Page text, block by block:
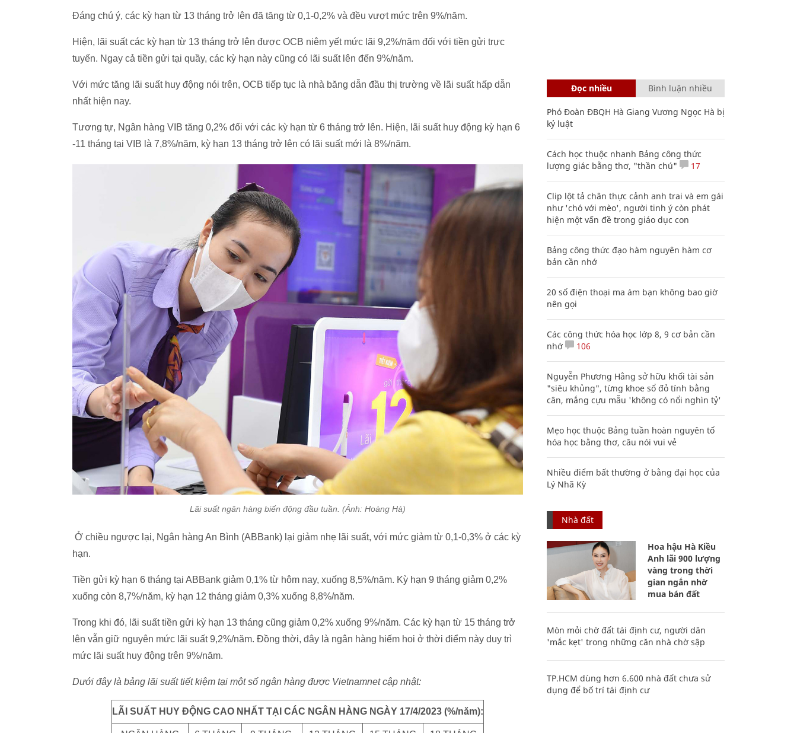
Đáng chú ý, các kỳ hạn từ 13 tháng trở lên đã tăng từ 0,1-0,2% và đều vượt mức trên 9%/năm.
Hiện, lãi suất các kỳ hạn từ 13 tháng trở lên được OCB niêm yết mức lãi 9,2%/năm đối với tiền gửi trực
tuyến. Ngay cả tiền gửi tại quầy, các kỳ hạn này cũng có lãi suất lên đến 9%/năm.
Với mức tăng lãi suất huy động nói trên, OCB tiếp tục là nhà băng dẫn đầu thị trường về lãi suất hấp dẫn
nhất hiện nay.
Tương tự, Ngân hàng VIB tăng 0,2% đối với các kỳ hạn từ 6 tháng trở lên. Hiện, lãi suất huy động kỳ hạn 6
-11 tháng tại VIB là 7,8%/năm, kỳ hạn 13 tháng trở lên có lãi suất mới là 8%/năm.
Lãi suất ngân hàng biến động đầu tuần. (Ảnh: Hoàng Hà)
Ở chiều ngược lại, Ngân hàng An Bình (ABBank) lại giảm nhẹ lãi suất, với mức giảm từ 0,1-0,3% ở các kỳ
hạn.
Tiền gửi kỳ hạn 6 tháng tại ABBank giảm 0,1% từ hôm nay, xuống 8,5%/năm. Kỳ hạn 9 tháng giảm 0,2%
xuống còn 8,7%/năm, kỳ hạn 12 tháng giảm 0,3% xuống 8,8%/năm.
Trong khi đó, lãi suất tiền gửi kỳ hạn 13 tháng cũng giảm 0,2% xuống 9%/năm. Các kỳ hạn từ 15 tháng trở
lên vẫn giữ nguyên mức lãi suất 9,2%/năm. Đồng thời, đây là ngân hàng hiếm hoi ở thời điểm này duy trì
mức lãi suất huy động trên 9%/năm.
Dưới đây là bảng lãi suất tiết kiệm tại một số ngân hàng được Vietnamnet cập nhật:
LÃI SUẤT HUY ĐỘNG CAO NHẤT TẠI CÁC NGÂN HÀNG NGÀY 17/4/2023 (%/năm):
Đọc nhiều Bình luận nhiều
Phó Đoàn ĐBQH Hà Giang Vương Ngọc Hà bị
kỷ luật
Cách học thuộc nhanh Bảng công thức
lượng giác bằng thơ, "thần chú"
17
Clip lột tả chân thực cảnh anh trai và em gái
như 'chó với mèo', người tinh ý còn phát
hiện một vấn đề trong giáo dục con
Bảng công thức đạo hàm nguyên hàm cơ
bản cần nhớ
20 số điện thoại ma ám bạn không bao giờ
nên gọi
Các công thức hóa học lớp 8, 9 cơ bản cần
nhớ
106
Nguyễn Phương Hằng sở hữu khối tài sản
"siêu khủng", từng khoe sổ đỏ tính bằng
cân, mắng cựu mẫu 'không có nổi nghìn tỷ'
Mẹo học thuộc Bảng tuần hoàn nguyên tố
hóa học bằng thơ, câu nói vui vẻ
Nhiều điểm bất thường ở bằng đại học của
Lý Nhã Kỳ
Nhà đất
Hoa hậu Hà Kiều
Anh lãi 900 lượng
vàng trong thời
gian ngắn nhờ
mua bán đất
Mòn mỏi chờ đất tái định cư, người dân
'mắc kẹt' trong những căn nhà chờ sập
TP.HCM dùng hơn 6.600 nhà đất chưa sử
dụng để bố trí tái định cư